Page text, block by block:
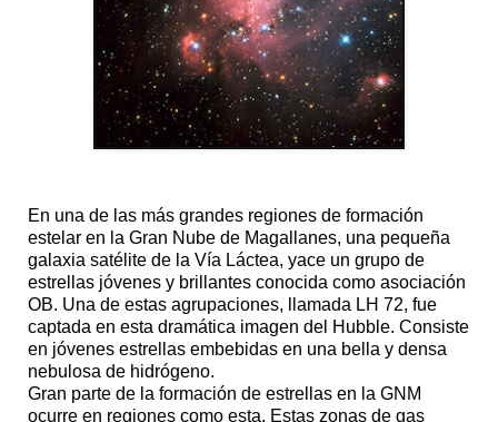
En una de las más grandes regiones de formación
estelar en la Gran Nube de Magallanes, una pequeña
galaxia satélite de la Vía Láctea, yace un grupo de
estrellas jóvenes y brillantes conocida como asociación
OB. Una de estas agrupaciones, llamada LH 72, fue
captada en esta dramática imagen del Hubble. Consiste
en jóvenes estrellas embebidas en una bella y densa
nebulosa de hidrógeno.
Gran parte de la formación de estrellas en la GNM
ocurre en regiones como esta. Estas zonas de gas